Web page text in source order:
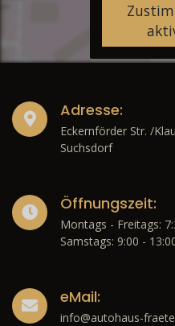
Adresse:
Eckernförder Str. /
Suchsdorf
Öffnungszeit:
Montags - Freitags:
Samstags: 9:00 -
eMail:
info@autohaus-